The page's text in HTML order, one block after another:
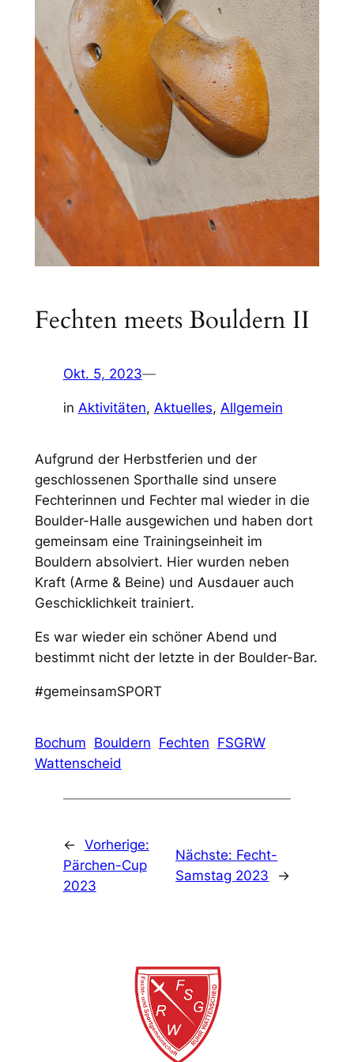
Fechten meets Bouldern II
Okt. 5, 2023—
in Aktivitäten, Aktuelles, Allgemein
Aufgrund der Herbstferien und der
geschlossenen Sporthalle sind unsere
Fechterinnen und Fechter mal wieder in die
Boulder-Halle ausgewichen und haben dort
gemeinsam eine Trainingseinheit im
Bouldern absolviert. Hier wurden neben
Kraft (Arme & Beine) und Ausdauer auch
Geschicklichkeit trainiert.
Es war wieder ein schöner Abend und
bestimmt nicht der letzte in der Boulder-Bar.
#gemeinsamSPORT
Bochum Bouldern Fechten FSGRW
Wattenscheid
← Vorherige:
Pärchen-Cup
2023
Nächste: Fecht-
Samstag 2023
→